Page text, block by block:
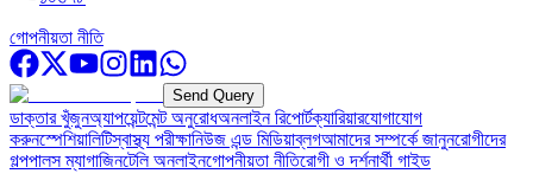
গোপনীয়তা নীতি
Send Query
ডাক্তার খুঁজুনঅ্যাপয়েন্টমেন্ট অনুরোধঅনলাইন রিপোর্টক্যারিয়ারযোগাযোগ
করুনস্পেশিয়ালিটিস্বাস্থ্য পরীক্ষানিউজ এন্ড মিডিয়াব্লগআমাদের সম্পর্কে জানুনরোগীদের
গল্পপালস ম্যাগাজিনটেলি অনলাইনগোপনীয়তা নীতিরোগী ও দর্শনার্থী গাইড